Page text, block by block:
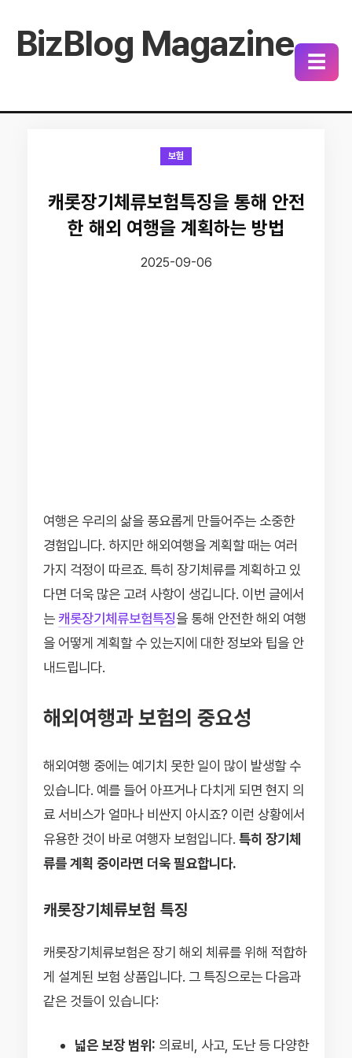
BizBlog Magazine ☰
보험
캐롯장기체류보험특징을 통해 안전
한 해외 여행을 계획하는 방법
2025-09-06
여행은 우리의 삶을 풍요롭게 만들어주는 소중한
경험입니다. 하지만 해외여행을 계획할 때는 여러
가지 걱정이 따르죠. 특히 장기체류를 계획하고 있
다면 더욱 많은 고려 사항이 생깁니다. 이번 글에서
는 캐롯장기체류보험특징을 통해 안전한 해외 여행
을 어떻게 계획할 수 있는지에 대한 정보와 팁을 안
내드립니다.
해외여행과 보험의 중요성
해외여행 중에는 예기치 못한 일이 많이 발생할 수
있습니다. 예를 들어 아프거나 다치게 되면 현지 의
료 서비스가 얼마나 비싼지 아시죠? 이런 상황에서
유용한 것이 바로 여행자 보험입니다. 특히 장기체
류를 계획 중이라면 더욱 필요합니다.
캐롯장기체류보험 특징
캐롯장기체류보험은 장기 해외 체류를 위해 적합하
게 설계된 보험 상품입니다. 그 특징으로는 다음과
같은 것들이 있습니다:
넓은 보장 범위: 의료비, 사고, 도난 등 다양한